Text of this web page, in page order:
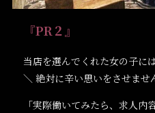
『PR２』
当店を選んでくれた女の子に
＼ 絶対に辛い思いをさせませ
「実際働いてみたら、求人内